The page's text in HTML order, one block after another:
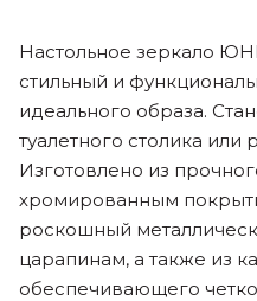
Настольное зеркало
стильный и
идеального образа.
туалетного столика или
Изготовлено из
хромированным
роскошный
царапинам, а также из
обеспечивающего